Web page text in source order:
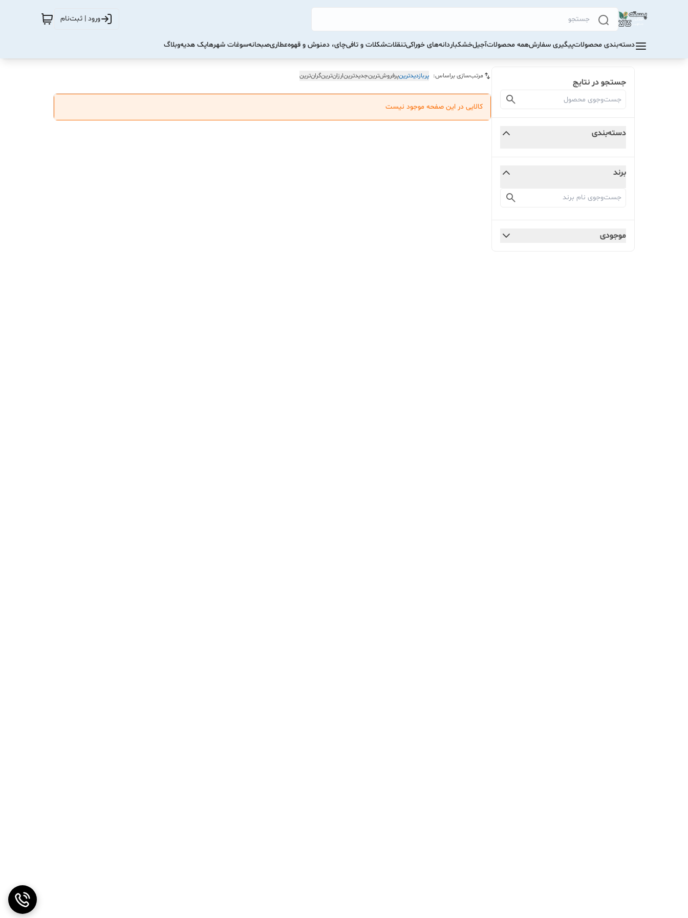
ورود | ثبت‌نام
دسته‌بندی محصولاتپیگیری سفارشهمه محصولاتآجیلخشکباردانه‌های خوراکیتنقلاتشکلات و تافیچای، دمنوش و قهوهعطاریصبحانهسوغات شهرهاپک هدیهوبلاگ
جستجو در نتایج
دسته‌بندی
برند
موجودی
مرتب‌سازی براساس: پربازدیدترینپرفروش‌ترینجدیدترینارزان‌ترینگران‌ترین
کالایی در این صفحه موجود نیست